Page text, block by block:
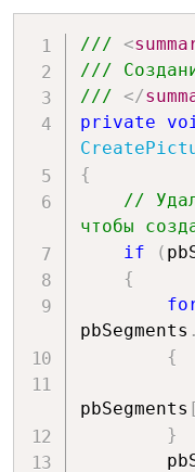
/// <
///
/// </
private
{
//
чтобы
if
(
{
pbSegments .
{
pbSegments [
}